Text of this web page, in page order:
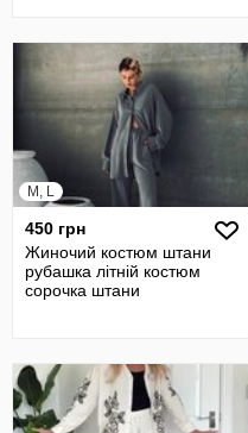
M, L
450 грн
Жиночий костюм штани
рубашка літній костюм
сорочка штани